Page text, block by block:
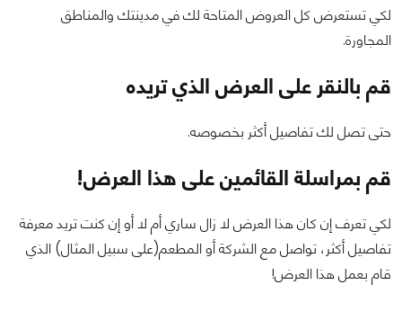
لكي تستعرض كل العروض المتاحة لك في مدينتك والمناطق
المجاورة.
قم بالنقر على العرض الذي تريده
حتى تصل لك تفاصيل أكثر بخصوصه.
قم بمراسلة القائمين على هذا العرض!
لكي تعرف إن كان هذا العرض لا زال ساري أم لا أو إن كنت تريد معرفة
تفاصيل أكثر، تواصل مع الشركة أو المطعم(على سبيل المثال) الذي
قام بعمل هذا العرض!